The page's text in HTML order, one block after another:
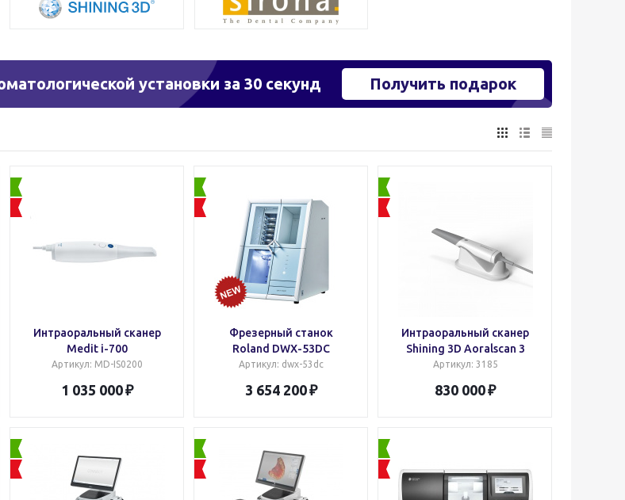
установки за 30 секунд Получить подарок
Интраоральный сканер
Medit i-700
Артикул: MD-IS0200
1 035 000
Фрезерный станок
Roland DWX-53DC
Артикул: dwx-53dc
3 654 200
Интраоральный сканер
Shining 3D Aoralscan 3
Артикул: 3185
830 000